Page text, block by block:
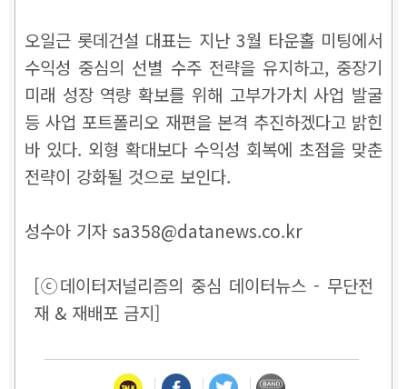
오일근 롯데건설 대표는 지난 3월 타운홀 미팅에서
수익성 중심의 선별 수주 전략을 유지하고, 중장기
미래 성장 역량 확보를 위해 고부가가치 사업 발굴
등 사업 포트폴리오 재편을 본격 추진하겠다고 밝힌
바 있다. 외형 확대보다 수익성 회복에 초점을 맞춘
전략이 강화될 것으로 보인다.
성수아 기자 sa358@datanews.co.kr
[ⓒ데이터저널리즘의 중심 데이터뉴스 - 무단전
재 & 재배포 금지]